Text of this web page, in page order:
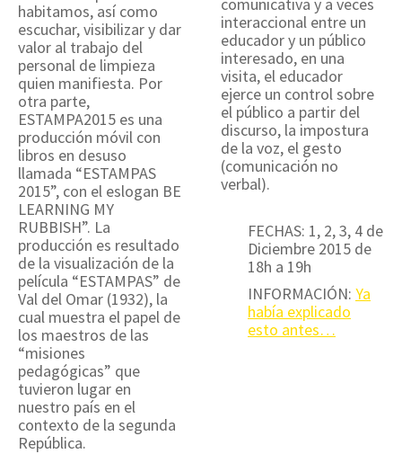
habitamos, así como
escuchar, visibilizar y dar
valor al trabajo del
personal de limpieza
quien manifiesta. Por
otra parte,
ESTAMPA2015 es una
producción móvil con
libros en desuso
llamada “ESTAMPAS
2015”, con el eslogan BE
LEARNING MY
RUBBISH”. La
producción es resultado
de la visualización de la
película “ESTAMPAS” de
Val del Omar (1932), la
cual muestra el papel de
los maestros de las
“misiones
pedagógicas” que
tuvieron lugar en
nuestro país en el
contexto de la segunda
República.
interaccional entre un
educador y un público
interesado, en una
visita, el educador
ejerce un control sobre
el público a partir del
discurso, la impostura
de la voz, el gesto
(comunicación no
verbal).
FECHAS: 1, 2, 3, 4 de
Diciembre 2015 de
18h a 19h
INFORMACIÓN: Ya
había explicado
esto antes…